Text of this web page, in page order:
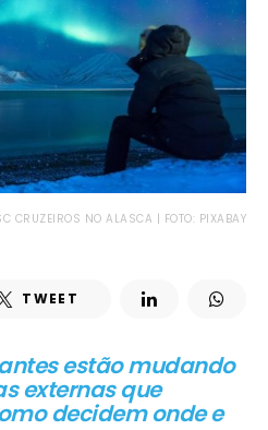
CRUZEIROS NO ALASCA | FOTO: PIXABAY
TWEET
estão mudando
externas que
decidem onde e